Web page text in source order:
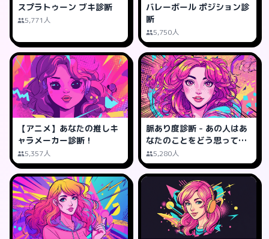
スプラトゥーン ブキ診断
5,771人
バレーボール ポジション診
断
5,750人
【アニメ】あなたの推しキ
ャラメーカー診断！
5,357人
脈あり度診断 - あの人はあ
なたのことをどう思って
る？5,280人